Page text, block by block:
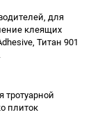
для
клеящих
Титан 901
.
тротуарной
плиток